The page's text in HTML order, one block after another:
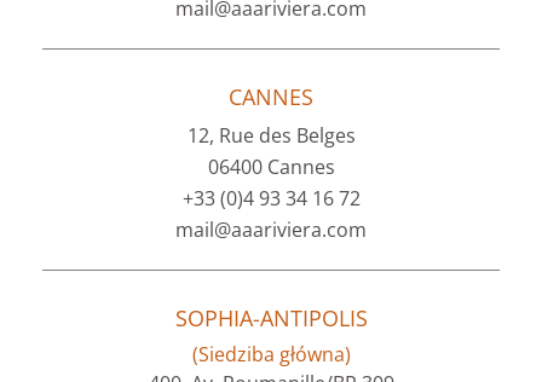
mail@aaariviera.com
CANNES
12, Rue des Belges
06400 Cannes
+33 (0)4 93 34 16 72
mail@aaariviera.com
SOPHIA-ANTIPOLIS
(Siedziba główna)